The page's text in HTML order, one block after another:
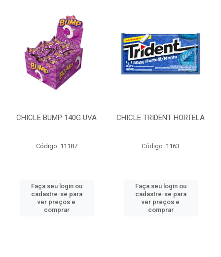
CHICLE BUMP 140G UVA
Código: 11187
Faça seu login ou
cadastre-se para
ver preços e
comprar
CHICLE TRIDENT HORTELA
Código: 1163
Faça seu login ou
cadastre-se para
ver preços e
comprar